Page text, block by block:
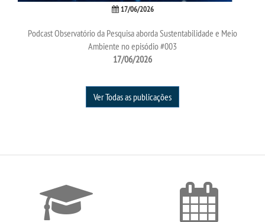
17/06/2026
Podcast Observatório da Pesquisa aborda Sustentabilidade e Meio
Ambiente no episódio #003
17/06/2026
Ver Todas as publicações